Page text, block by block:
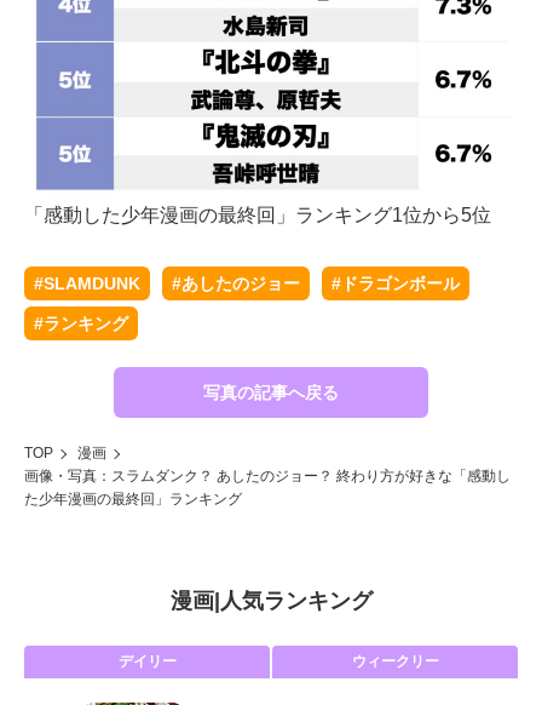
「感動した少年漫画の最終回」ランキング1位から5位
#SLAMDUNK #あしたのジョー #ドラゴンボール
#ランキング
写真の記事へ戻る
TOP
漫画
画像・写真：スラムダンク？ あしたのジョー？ 終わり方が好きな「感動し
た少年漫画の最終回」ランキング
漫画| 人気ランキング
デイリー ウィークリー